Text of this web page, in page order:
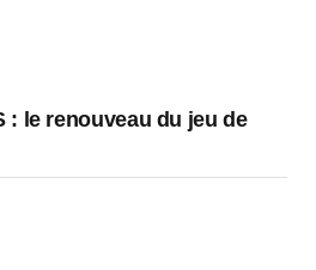
: le renouveau du jeu de